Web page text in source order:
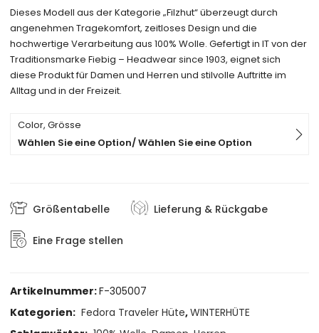
Dieses Modell aus der Kategorie „Filzhut“ überzeugt durch
angenehmen Tragekomfort, zeitloses Design und die
hochwertige Verarbeitung aus 100% Wolle. Gefertigt in IT von der
Traditionsmarke Fiebig – Headwear since 1903, eignet sich
diese Produkt für Damen und Herren und stilvolle Auftritte im
Alltag und in der Freizeit.
Color, Grösse
Wählen Sie eine Option/ Wählen Sie eine Option
Größentabelle Lieferung & Rückgabe
Eine Frage stellen
Artikelnummer:F-305007
Kategorien: Fedora Traveler Hüte,WINTERHÜTE